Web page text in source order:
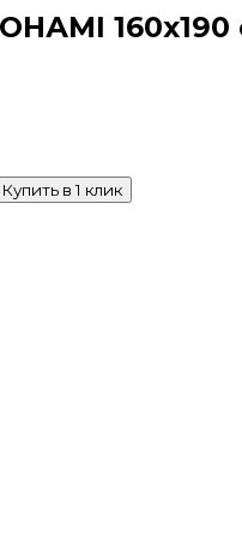
160х190
Купить в 1 клик